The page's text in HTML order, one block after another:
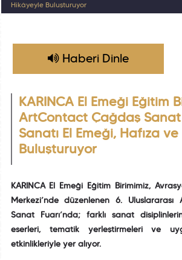
Hikâyeyle Buluşturuyor
Haberi Dinle
KARINCA El Emeği Eğitim
ArtContact Çağdaş Sanat
Sanatı El Emeği, Hafıza
Buluşturuyor
KARINCA El Emeği Eğitim Birimimiz,
Merkezi’nde düzenlenen 6.
Sanat Fuarı’nda; farklı sanat
eserleri, tematik yerleştirmeleri ve
etkinlikleriyle yer alıyor.